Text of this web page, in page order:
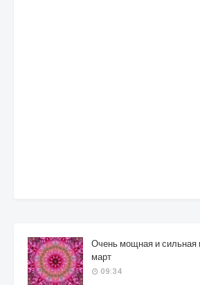
Очень мощная и сильная
март
09:34